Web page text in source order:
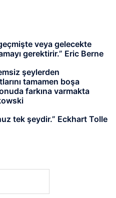
veya gelecekte
gerektirir.” Eric Berne
şeylerden
tamamen boşa
farkına varmakta
tek şeydir.” Eckhart Tolle